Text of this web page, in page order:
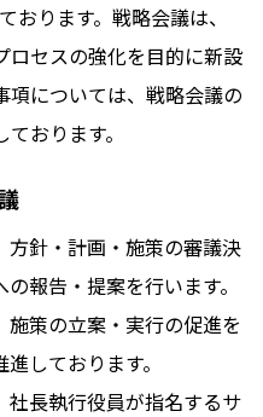
おります。戦略会議は、
ロセスの強化を目的に新設
項については、戦略会議の
おります。
方針・計画・施策の審議決
報告・提案を行います。
施策の立案・実行の促進を
しております。
社長執行役員が指名するサ